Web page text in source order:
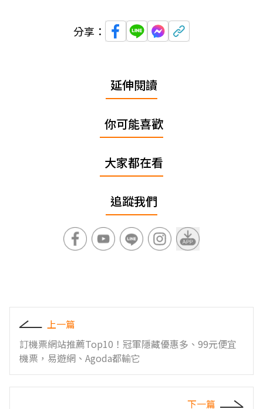
分享：
延伸閱讀
你可能喜歡
大家都在看
追蹤我們
上一篇
訂機票網站推薦Top10！冠軍隱藏優惠多、99元便宜
機票，易遊網、Agoda都輸它
下一篇